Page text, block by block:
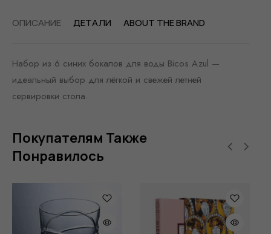
ОПИСАНИЕ ДЕТАЛИ ABOUT THE BRAND
Набор из 6 синих бокалов для воды Bicos Azul —
идеальный выбор для лёгкой и свежей летней
сервировки стола.
Покупателям Также
Понравилось